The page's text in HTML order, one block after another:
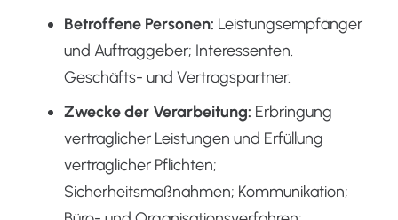
Betroffene Personen: Leistungsempfänger
und Auftraggeber; Interessenten.
Geschäfts- und Vertragspartner.
Zwecke der Verarbeitung: Erbringung
vertraglicher Leistungen und Erfüllung
vertraglicher Pflichten;
Sicherheitsmaßnahmen; Kommunikation;